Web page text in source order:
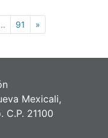
Marta ;
91 »
Mexicali,
C.P. 21100